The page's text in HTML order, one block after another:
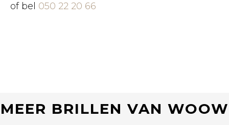
of bel 050 22 20 66
MEER BRILLEN VAN WOOW